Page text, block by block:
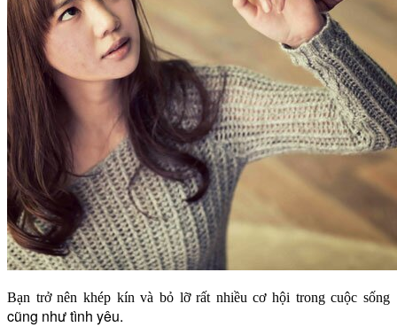
Bạn trở nên khép kín và bỏ lỡ rất nhiều cơ hội trong cuộc sống
cũng như tình yêu.